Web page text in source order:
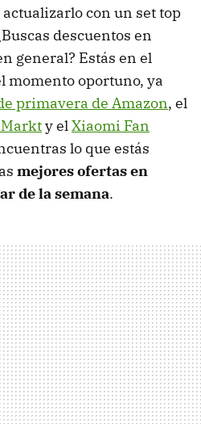
con un set top
descuentos en
general? Estás en el
momento oportuno, ya
primavera de Amazon, el
y elXiaomi Fan
lo que estás
mejores ofertas en
de la semana.